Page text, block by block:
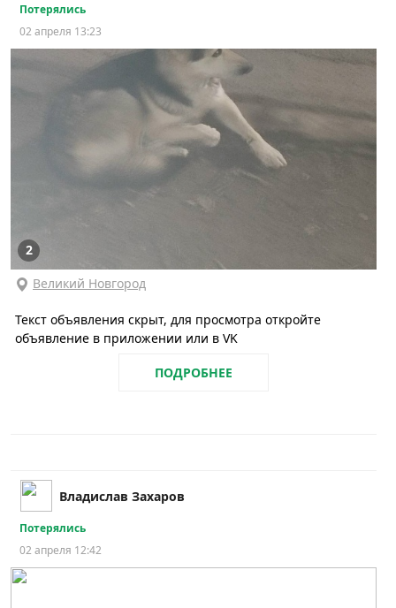
Потерялись
02 апреля 13:23
2
Великий Новгород
Текст объявления скрыт, для просмотра откройте
объявление в приложении или в VK
ПОДРОБНЕЕ
Владислав Захаров
Потерялись
02 апреля 12:42